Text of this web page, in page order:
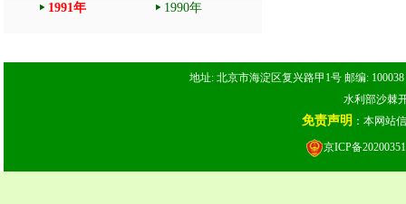
1991年
1990年
地址: 北京市海淀区复兴路甲1号 邮编:
水利部沙棘
免责声明 ：本网站
京ICP备